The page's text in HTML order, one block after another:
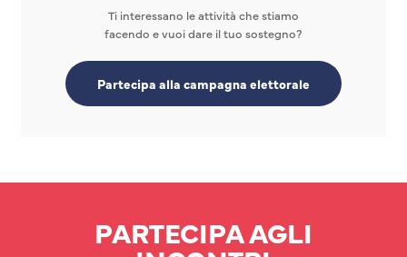
Ti interessano le attività che stiamo
facendo e vuoi dare il tuo sostegno?
Partecipa alla campagna elettorale
PARTECIPA AGLI